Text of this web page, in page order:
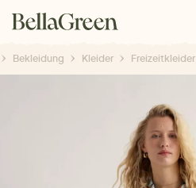
Bekleidung Kleider Freizeitkleider